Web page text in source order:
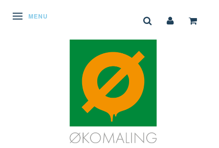
SKIFTE NAVIGATION
MENU